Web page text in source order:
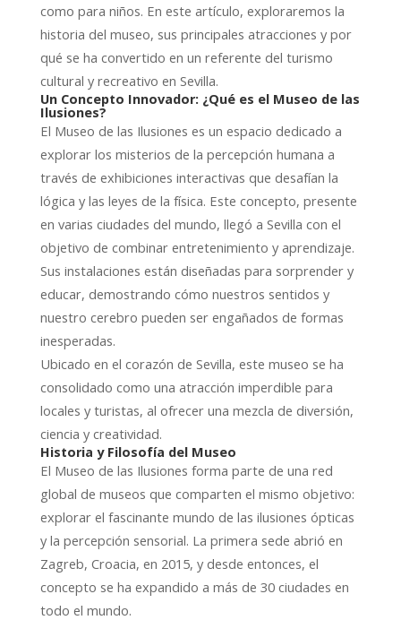
como para niños. En este artículo, exploraremos la
historia del museo, sus principales atracciones y por
qué se ha convertido en un referente del turismo
cultural y recreativo en Sevilla.
Un Concepto Innovador: ¿Qué es el Museo de las
Ilusiones?
El Museo de las Ilusiones es un espacio dedicado a
explorar los misterios de la percepción humana a
través de exhibiciones interactivas que desafían la
lógica y las leyes de la física. Este concepto, presente
en varias ciudades del mundo, llegó a Sevilla con el
objetivo de combinar entretenimiento y aprendizaje.
Sus instalaciones están diseñadas para sorprender y
educar, demostrando cómo nuestros sentidos y
nuestro cerebro pueden ser engañados de formas
inesperadas.
Ubicado en el corazón de Sevilla, este museo se ha
consolidado como una atracción imperdible para
locales y turistas, al ofrecer una mezcla de diversión,
ciencia y creatividad.
Historia y Filosofía del Museo
El Museo de las Ilusiones forma parte de una red
global de museos que comparten el mismo objetivo:
explorar el fascinante mundo de las ilusiones ópticas
y la percepción sensorial. La primera sede abrió en
Zagreb, Croacia, en 2015, y desde entonces, el
concepto se ha expandido a más de 30 ciudades en
todo el mundo.